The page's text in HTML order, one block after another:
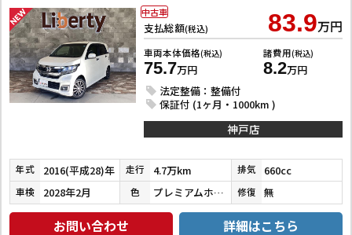
支払総額(税込) 83.9万円
車両本体価格(税込)
75.7万円
諸費用(税込)
8.2万円
法定整備：整備付
保証付 (1ヶ月・1000km )
中古車
神戸店
年式 2016(平成28)年 走行 4.7万km 排気 660cc
車検 2028年2月 色 プレミアムホワイトパールⅡ 修復 無
お問い合わせ 詳細はこちら